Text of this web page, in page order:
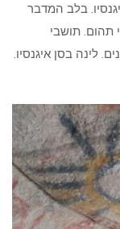
בלב המדבר
תהום. תושבי
לינה בסן איגנסיו.